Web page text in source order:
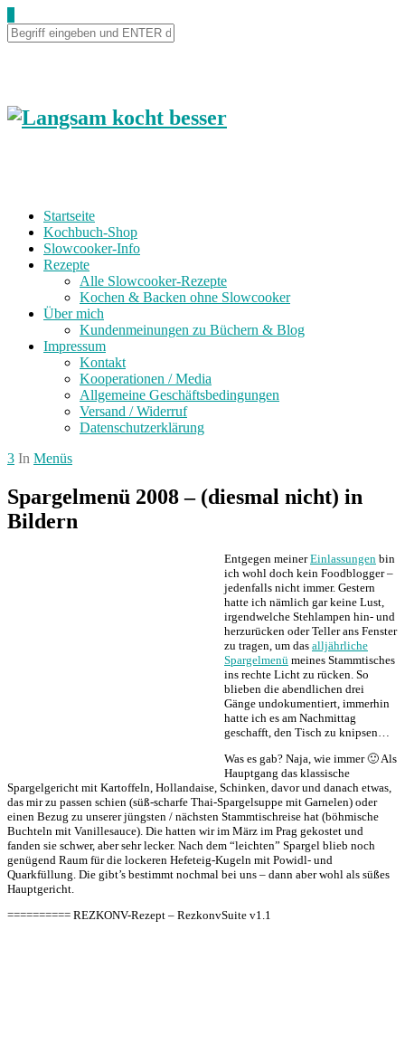
Startseite
Kochbuch-Shop
Slowcooker-Info
Rezepte
Alle Slowcooker-Rezepte
Kochen & Backen ohne Slowcooker
Über mich
Kundenmeinungen zu Büchern & Blog
Impressum
Kontakt
Kooperationen / Media
Allgemeine Geschäftsbedingungen
Versand / Widerruf
Datenschutzerklärung
3 In Menüs
Spargelmenü 2008 – (diesmal nicht) in
Bildern
Entgegen meinerEinlassungen bin
ich wohl doch kein Foodblogger –
jedenfalls nicht immer. Gestern
hatte ich nämlich gar keine Lust,
irgendwelche Stehlampen hin- und
herzurücken oder Teller ans Fenster
zu tragen, um das alljährliche
Spargelmenü meines Stammtisches
ins rechte Licht zu rücken. So
blieben die abendlichen drei
Gänge undokumentiert, immerhin
hatte ich es am Nachmittag
geschafft, den Tisch zu knipsen…
Was es gab? Naja, wie immer 🙂 Als
Hauptgang das klassische
Spargelgericht mit Kartoffeln, Hollandaise, Schinken, davor und danach etwas,
das mir zu passen schien (süß-scharfe Thai-Spargelsuppe mit Garnelen) oder
einen Bezug zu unserer jüngsten / nächsten Stammtischreise hat (böhmische
Buchteln mit Vanillesauce). Die hatten wir im März im Prag gekostet und
fanden sie schwer, aber sehr lecker. Nach dem “leichten” Spargel blieb noch
genügend Raum für die lockeren Hefeteig-Kugeln mit Powidl- und
Quarkfüllung. Die gibt’s bestimmt nochmal bei uns – dann aber wohl als süßes
Hauptgericht.
========== REZKONV-Rezept – RezkonvSuite v1.1